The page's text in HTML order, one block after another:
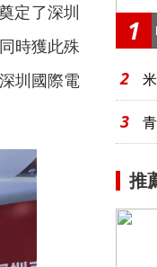
定了深圳
時獲此殊
圳國際電
1
2
3
推